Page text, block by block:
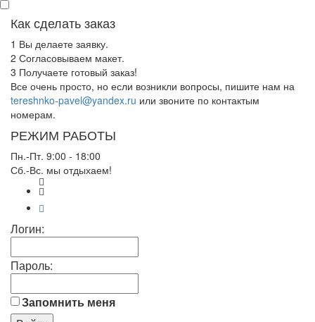
Как сделать заказ
1 Вы делаете заявку.
2 Согласовываем макет.
3 Получаете готовый заказ!
Все очень просто, но если возникли вопросы, пишите нам на
tereshnko-pavel@yandex.ru или звоните по контактым
номерам.
РЕЖИМ РАБОТЫ
Пн.-Пт. 9:00 - 18:00
Сб.-Вс. мы отдыхаем!
Логин:
Пароль:
Запомнить меня